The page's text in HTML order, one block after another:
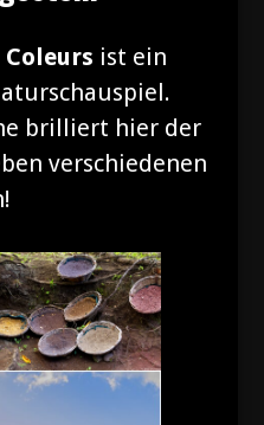
Coleurs ist ein
brilliert hier der
verschiedenen